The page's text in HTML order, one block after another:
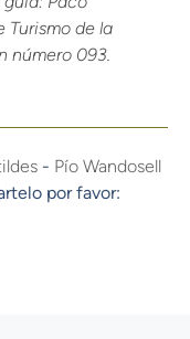
Turismo de la
número 093.
- Pío Wandosell
por favor: